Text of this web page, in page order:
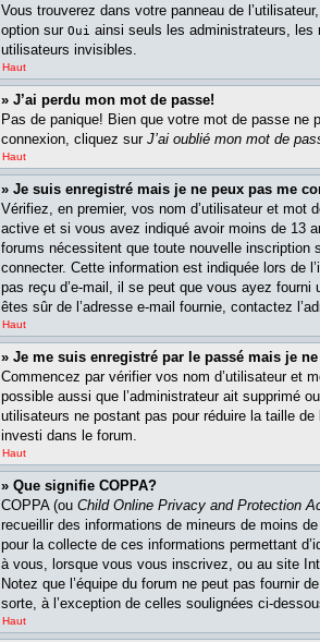
Vous trouverez dans votre panneau de
option sur Oui ainsi seuls les administrateurs, les
utilisateurs invisibles.
Haut
» J’ai perdu mon mot de passe!
Pas de panique! Bien que votre mot de passe
connexion, cliquez sur J’ai oublié mon mot de
Haut
» Je suis enregistré mais je ne peux pas me
Vérifiez, en premier, vos nom d’utilisateur et
active et si vous avez indiqué avoir moins de 13
forums nécessitent que toute nouvelle inscription
connecter. Cette information est indiquée lors de
pas reçu d’e-mail, il se peut que vous ayez
êtes sûr de l’adresse e-mail fournie, contactez
Haut
» Je me suis enregistré par le passé mais je
Commencez par vérifier vos nom d’utilisateur et
possible aussi que l’administrateur ait supprimé
utilisateurs ne postant pas pour réduire la taille
investi dans le forum.
Haut
» Que signifie COPPA?
COPPA (ou Child Online Privacy and Protection
recueillir des informations de mineurs de moins
pour la collecte de ces informations permettant
à vous, lorsque vous vous inscrivez, ou au site
Notez que l’équipe du forum ne peut pas fournir
sorte, à l’exception de celles soulignées ci-
Haut